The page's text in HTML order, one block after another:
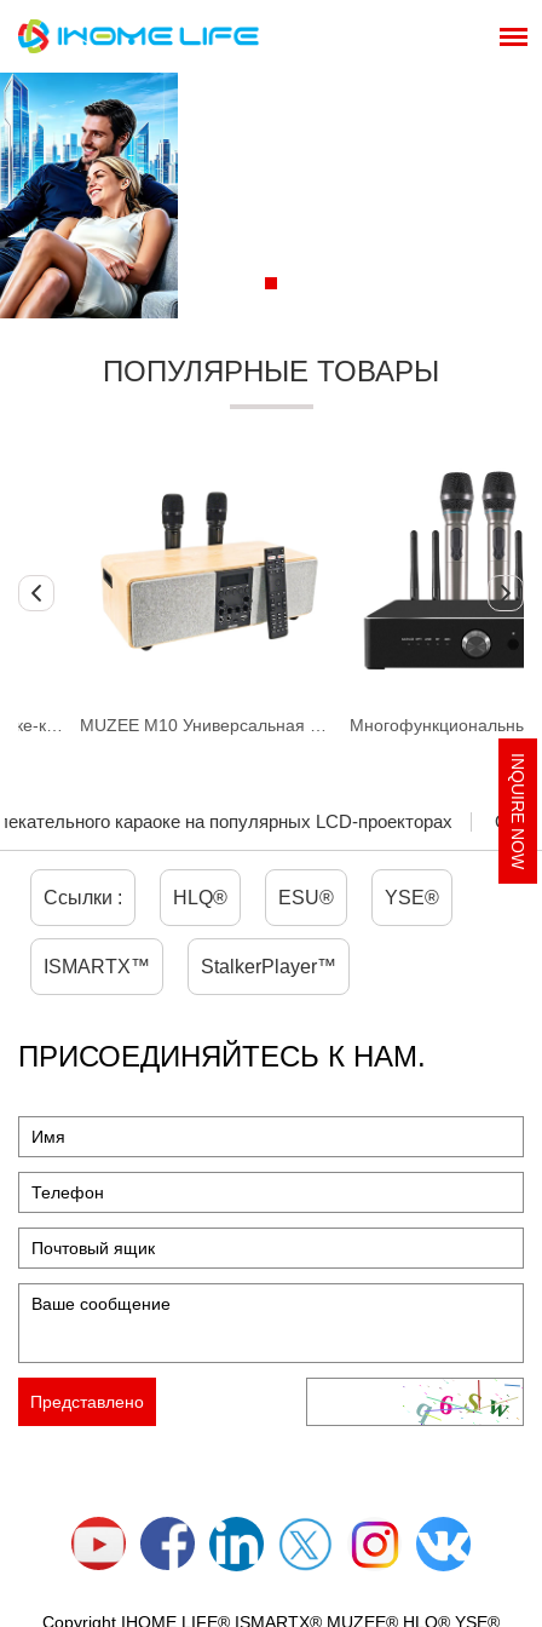
ПОПУЛЯРНЫЕ ТОВАРЫ
MUZEE M10 Универсальная система домашнего кинотеатра и караоке Многофункциональный караоке-усилитель iHomeLife HLQ 600W
караоке на популярных LCD-проекторах
Ссылки : HLQ® ESU® YSE®
ISMARTX™ StalkerPlayer™
ПРИСОЕДИНЯЙТЕСЬ К НАМ.
Copyright IHOME LIFE® ISMARTX® MUZEE® HLQ® YSE®
INQUIRE NOW